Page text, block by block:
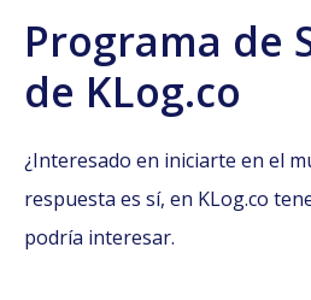
Programa de
de KLog.co
¿Interesado en iniciarte en el
respuesta es sí, en KLog.co
podría interesar.